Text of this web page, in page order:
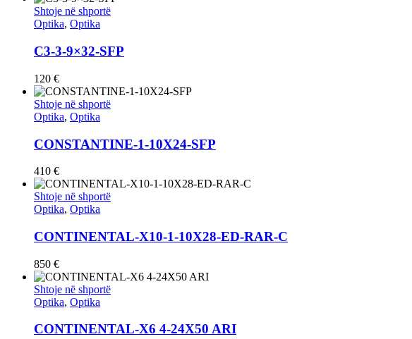
Shtoje në shportë
Optika, Optika
C3-3-9×32-SFP
120 €
Shtoje në shportë
Optika, Optika
CONSTANTINE-1-10X24-SFP
410 €
Shtoje në shportë
Optika, Optika
CONTINENTAL-X10-1-10X28-ED-RAR-C
850 €
Shtoje në shportë
Optika, Optika
CONTINENTAL-X6 4-24X50 ARI